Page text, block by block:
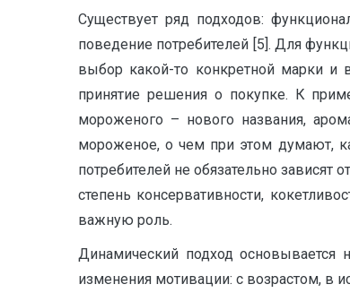
Существует ряд подходов:
поведение потребителей [5]. Для
выбор какой-то конкретной марки и
принятие решения о покупке. К
мороженого – нового названия,
мороженое, о чем при этом думают,
потребителей не обязательно
степень консервативности,
важную роль.
Динамический подход основывается
изменения мотивации: с возрастом, в